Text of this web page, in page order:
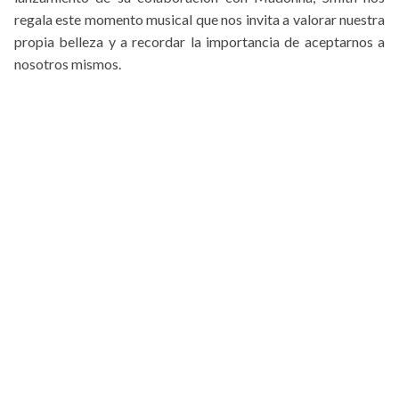
regala este momento musical que nos invita a valorar nuestra
propia belleza y a recordar la importancia de aceptarnos a
nosotros mismos.